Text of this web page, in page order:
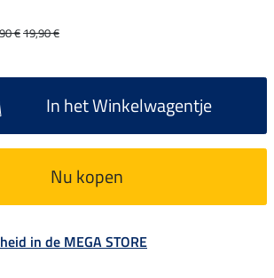
€19,90 €
In het Winkelwagentje
Nu kopen
in de MEGA STORE